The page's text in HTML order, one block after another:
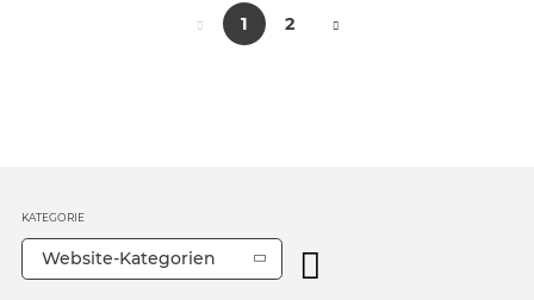
1 2
KATEGORIE
Website-Kategorien